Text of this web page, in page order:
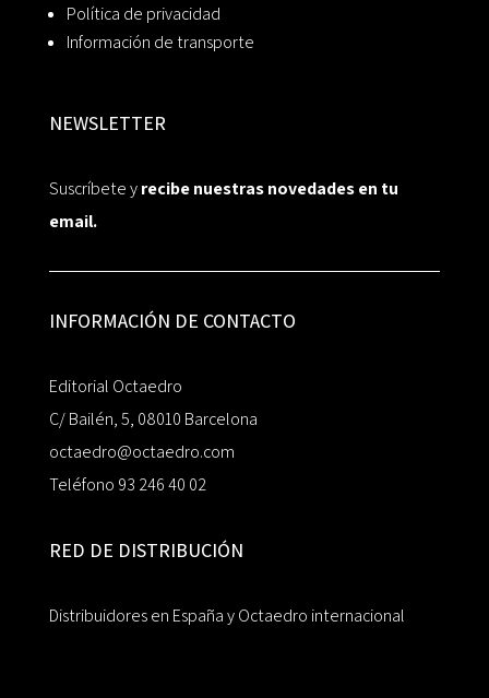
Política de privacidad
Información de transporte
NEWSLETTER
Suscríbete yrecibe nuestras novedades en tu
email.
INFORMACIÓN DE CONTACTO
Editorial Octaedro
C/ Bailén, 5, 08010 Barcelona
octaedro@octaedro.com
Teléfono 93 246 40 02
RED DE DISTRIBUCIÓN
Distribuidores en España y Octaedro internacional